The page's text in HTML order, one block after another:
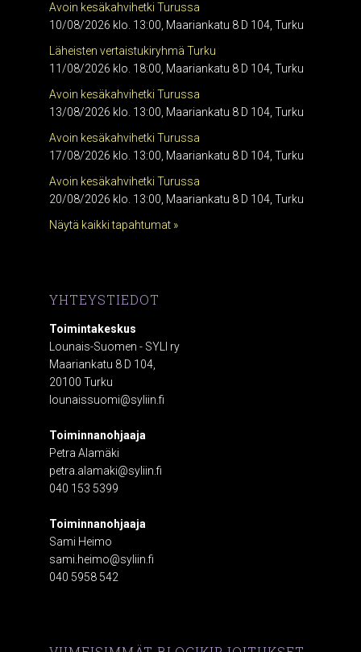
Avoin kesäkahvihetki Turussa
10/08/2026 klo. 13:00, Maariankatu 8 D 104, Turku
Läheisten vertaistukiryhmä Turku
11/08/2026 klo. 18:00, Maariankatu 8 D 104, Turku
Avoin kesäkahvihetki Turussa
13/08/2026 klo. 13:00, Maariankatu 8 D 104, Turku
Avoin kesäkahvihetki Turussa
17/08/2026 klo. 13:00, Maariankatu 8 D 104, Turku
Avoin kesäkahvihetki Turussa
20/08/2026 klo. 13:00, Maariankatu 8 D 104, Turku
Näytä kaikki tapahtumat »
YHTEYSTIEDOT
Toimintakeskus
Lounais-Suomen - SYLI ry
Maariankatu 8 D 104,
20100 Turku
lounaissuomi@syliin.fi
Toiminnanohjaaja
Petra Alamäki
petra.alamaki@syliin.fi
040 153 5399
Toiminnanohjaaja
Sami Heimo
sami.heimo@syliin.fi
040 5958 542